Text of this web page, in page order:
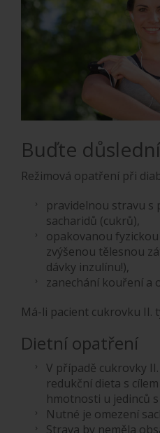
Buďte
Režimová opatření při
pravidelnou stravu s
sacharidů (cukrů),
opakovanou
zvýšenou tělesnou
dávky inzulínu!),
zanechání kouření a
Má-li pacient cukrovku II.
Dietní opatření
V případě cukrovky
redukční dieta s
hmotnosti u jedinců
Nutné je omezení
Strava by neměla